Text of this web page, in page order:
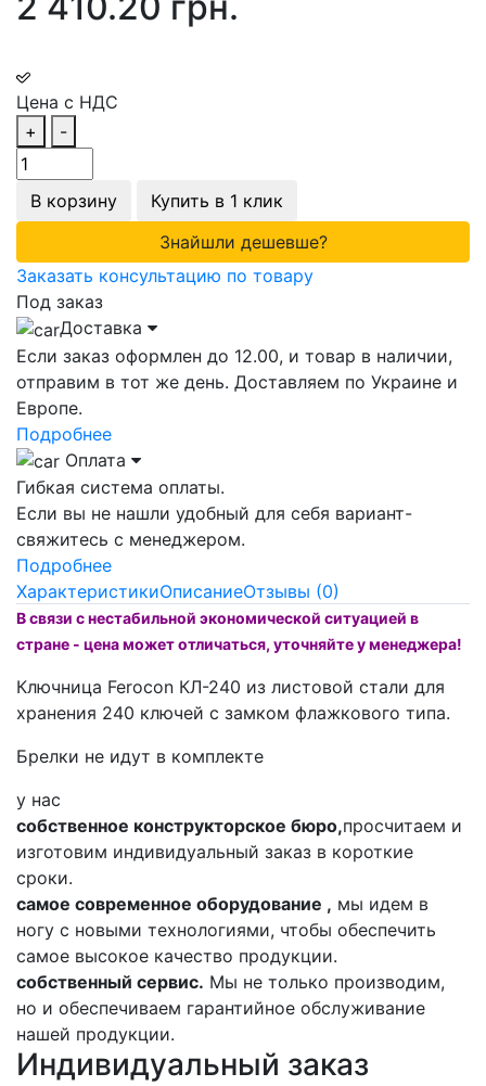
Цена с НДС
+
-
В корзину
Купить в 1 клик
Знайшли дешевше?
Заказать консультацию по товару
Под заказ
Доставка
Если заказ оформлен до 12.00, и товар в наличии,
отправим в тот же день. Доставляем по Украине и
Европе.
Подробнее
Оплата
Гибкая система оплаты.
Если вы не нашли удобный для себя вариант-
свяжитесь с менеджером.
Подробнее
ХарактеристикиОписаниеОтзывы (0)
В связи с нестабильной экономической ситуацией в
стране - цена может отличаться, уточняйте у менеджера!
Ключница Ferocon КЛ-240 из листовой стали для
хранения 240 ключей с замком флажкового типа.
Брелки не идут в комплекте
у нас
собственное конструкторское бюро,просчитаем и
изготовим индивидуальный заказ в короткие
сроки.
самое современное оборудование , мы идем в
ногу с новыми технологиями, чтобы обеспечить
самое высокое качество продукции.
собственный сервис. Мы не только производим,
но и обеспечиваем гарантийное обслуживание
нашей продукции.
Индивидуальный заказ